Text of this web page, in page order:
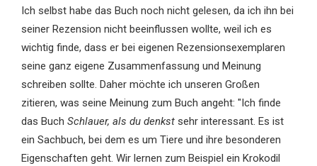
Ich selbst habe das Buch noch nicht gelesen, da ich ihn bei
seiner Rezension nicht beeinflussen wollte, weil ich es
wichtig finde, dass er bei eigenen Rezensionsexemplaren
seine ganz eigene Zusammenfassung und Meinung
schreiben sollte. Daher möchte ich unseren Großen
zitieren, was seine Meinung zum Buch angeht: "Ich finde
das Buch Schlauer, als du denkstsehr interessant. Es ist
ein Sachbuch, bei dem es um Tiere und ihre besonderen
Eigenschaften geht. Wir lernen zum Beispiel ein Krokodil